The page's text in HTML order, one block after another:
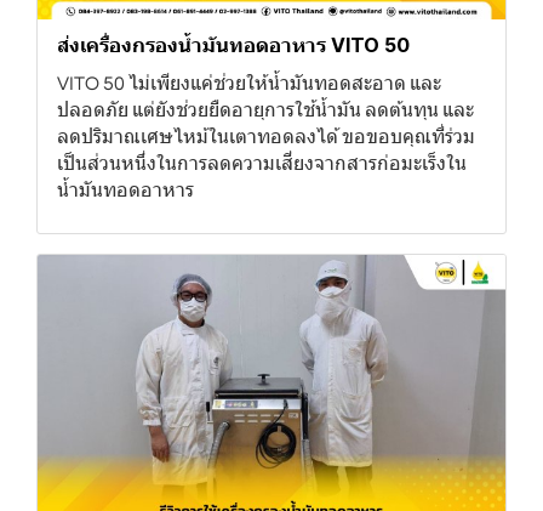
ส่งเครื่องกรองน้ำมันทอดอาหาร VITO 50
VITO 50 ไม่เพียงแค่ช่วยให้น้ำมันทอดสะอาด และ
ปลอดภัย แต่ยังช่วยยืดอายุการใช้น้ำมัน ลดต้นทุน และ
ลดปริมาณเศษไหม้ในเตาทอดลงได้ ขอขอบคุณที่ร่วม
เป็นส่วนหนึ่งในการลดความเสี่ยงจากสารก่อมะเร็งใน
น้ำมันทอดอาหาร